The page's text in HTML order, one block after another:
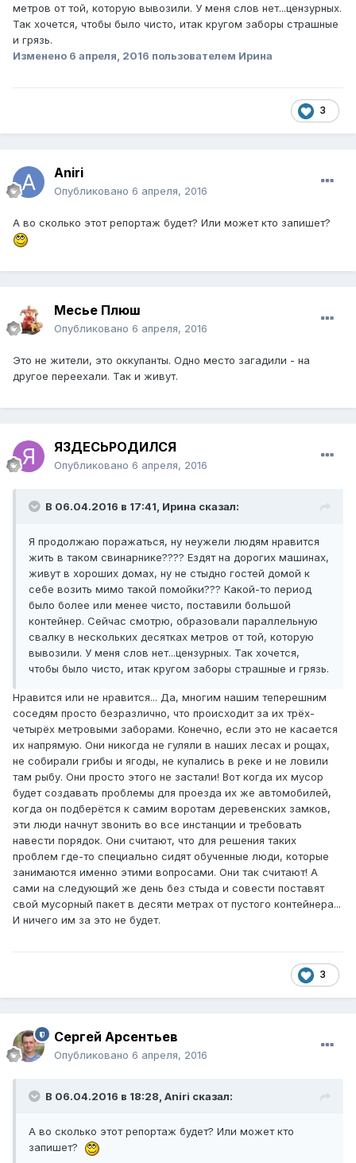
метров от той, которую вывозили. У меня слов нет...цензурных.
Так хочется, чтобы было чисто, итак кругом заборы страшные
и грязь.
Изменено 6 апреля, 2016 пользователем Ирина
3
Aniri
Опубликовано 6 апреля, 2016
А во сколько этот репортаж будет? Или может кто запишет?
Месье Плюш
Опубликовано 6 апреля, 2016
Это не жители, это оккупанты. Одно место загадили - на
другое переехали. Так и живут.
ЯЗДЕСЬРОДИЛСЯ
Опубликовано 6 апреля, 2016
В 06.04.2016 в 17:41, Ирина сказал:
Я продолжаю поражаться, ну неужели людям нравится
жить в таком свинарнике???? Ездят на дорогих машинах,
живут в хороших домах, ну не стыдно гостей домой к
себе возить мимо такой помойки??? Какой-то период
было более или менее чисто, поставили большой
контейнер. Сейчас смотрю, образовали параллельную
свалку в нескольких десятках метров от той, которую
вывозили. У меня слов нет...цензурных. Так хочется,
чтобы было чисто, итак кругом заборы страшные и грязь.
Нравится или не нравится... Да, многим нашим теперешним
соседям просто безразлично, что происходит за их трёх-
четырёх метровыми заборами. Конечно, если это не касается
их напрямую. Они никогда не гуляли в наших лесах и рощах,
не собирали грибы и ягоды, не купались в реке и не ловили
там рыбу. Они просто этого не застали! Вот когда их мусор
будет создавать проблемы для проезда их же автомобилей,
когда он подберётся к самим воротам деревенских замков,
эти люди начнут звонить во все инстанции и требовать
навести порядок. Они считают, что для решения таких
проблем где-то специально сидят обученные люди, которые
занимаются именно этими вопросами. Они так считают! А
сами на следующий же день без стыда и совести поставят
свой мусорный пакет в десяти метрах от пустого контейнера...
И ничего им за это не будет.
3
Сергей Арсентьев
Опубликовано 6 апреля, 2016
В 06.04.2016 в 18:28, Aniri сказал:
А во сколько этот репортаж будет? Или может кто
запишет?